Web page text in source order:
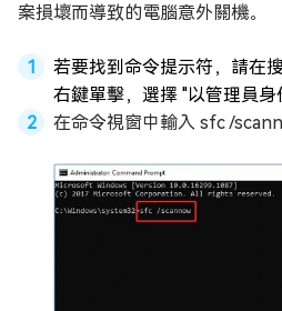
案損壞而導致的電腦意外關機。
若要找到命令提示符，請在
右鍵單擊，選擇 "以管理員身
在命令視窗中輸入 sfc /